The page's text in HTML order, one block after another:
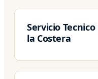
Servicio
la Costera